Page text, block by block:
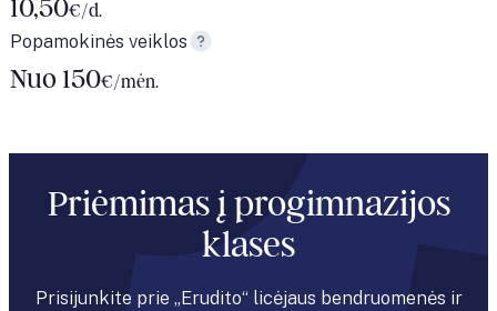
10,50€/d.
Popamokinės veiklos
Nuo 150€/mėn.
Priėmimas į progimnazijos
klases
Prisijunkite prie „Erudito“ licėjaus bendruomenės ir